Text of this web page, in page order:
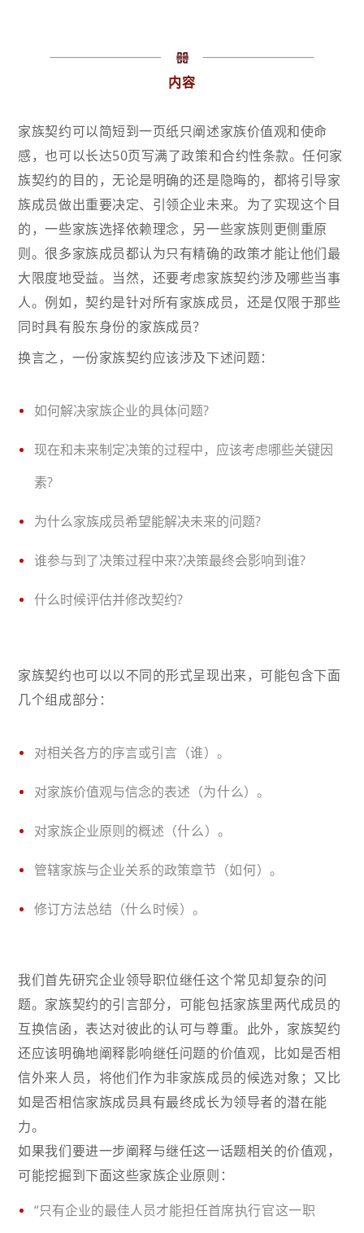
内容
家族契约可以简短到一页纸只阐述家族价值观和使命
感，也可以长达50页写满了政策和合约性条款。任何家
族契约的目的，无论是明确的还是隐晦的，都将引导家
族成员做出重要决定、引领企业未来。为了实现这个目
的，一些家族选择依赖理念，另一些家族则更侧重原
则。很多家族成员都认为只有精确的政策才能让他们最
大限度地受益。当然，还要考虑家族契约涉及哪些当事
人。例如，契约是针对所有家族成员，还是仅限于那些
同时具有股东身份的家族成员？
换言之，一份家族契约应该涉及下述问题：
如何解决家族企业的具体问题?
现在和未来制定决策的过程中，应该考虑哪些关键因
素?
为什么家族成员希望能解决未来的问题?
谁参与到了决策过程中来?决策最终会影响到谁?
什么时候评估并修改契约?
家族契约也可以以不同的形式呈现出来，可能包含下面
几个组成部分：
对相关各方的序言或引言（谁）。
对家族价值观与信念的表述（为什么）。
对家族企业原则的概述（什么）。
管辖家族与企业关系的政策章节（如何）。
修订方法总结（什么时候）。
我们首先研究企业领导职位继任这个常见却复杂的问
题。家族契约的引言部分，可能包括家族里两代成员的
互换信函，表达对彼此的认可与尊重。此外，家族契约
还应该明确地阐释影响继任问题的价值观，比如是否相
信外来人员，将他们作为非家族成员的候选对象；又比
如是否相信家族成员具有最终成长为领导者的潜在能
力。
如果我们要进一步阐释与继任这一话题相关的价值观，
可能挖掘到下面这些家族企业原则：
“只有企业的最佳人员才能担任首席执行官这一职